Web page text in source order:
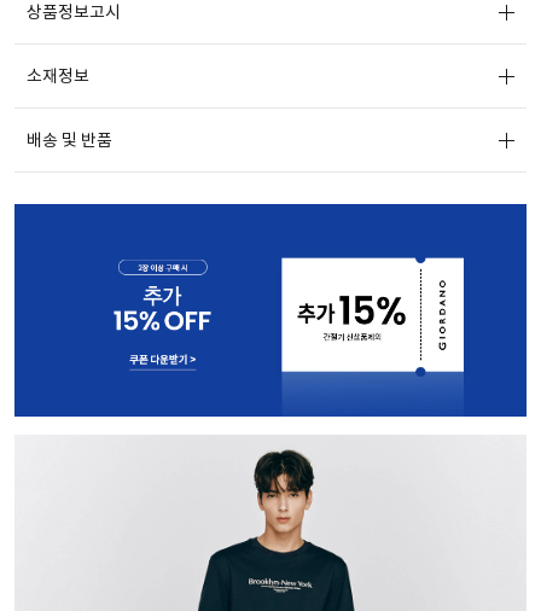
상품정보고시
소재정보
배송 및 반품